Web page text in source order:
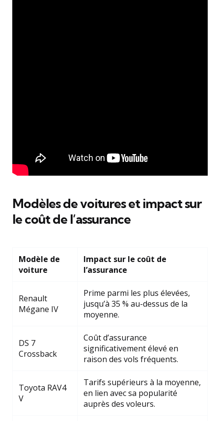
Modèles de voitures et impact sur
le coût de l’assurance
Modèle de
voiture
Impact sur le coût de
l’assurance
Renault
Mégane IV
Prime parmi les plus élevées,
jusqu’à 35 % au-dessus de la
moyenne.
DS 7
Crossback
Coût d’assurance
significativement élevé en
raison des vols fréquents.
Toyota RAV4
V
Tarifs supérieurs à la moyenne,
en lien avec sa popularité
auprès des voleurs.